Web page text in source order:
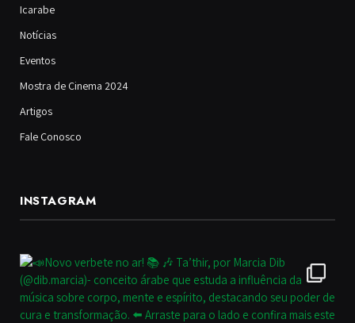
Icarabe
Notícias
Eventos
Mostra de Cinema 2024
Artigos
Fale Conosco
INSTAGRAM